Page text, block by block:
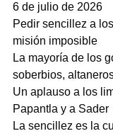
6 de julio de 2026
Pedir sencillez a
misión imposible
La mayoría de los
soberbios,
Un aplauso a los
Papantla y a Sader
La sencillez es la